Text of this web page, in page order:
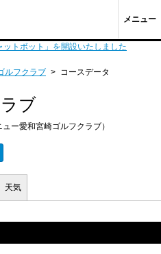
メニュー
トボット」を開設いたしました
ルフクラブ > コースデータ
ブ
ー愛和宮崎ゴルフクラブ）
天気